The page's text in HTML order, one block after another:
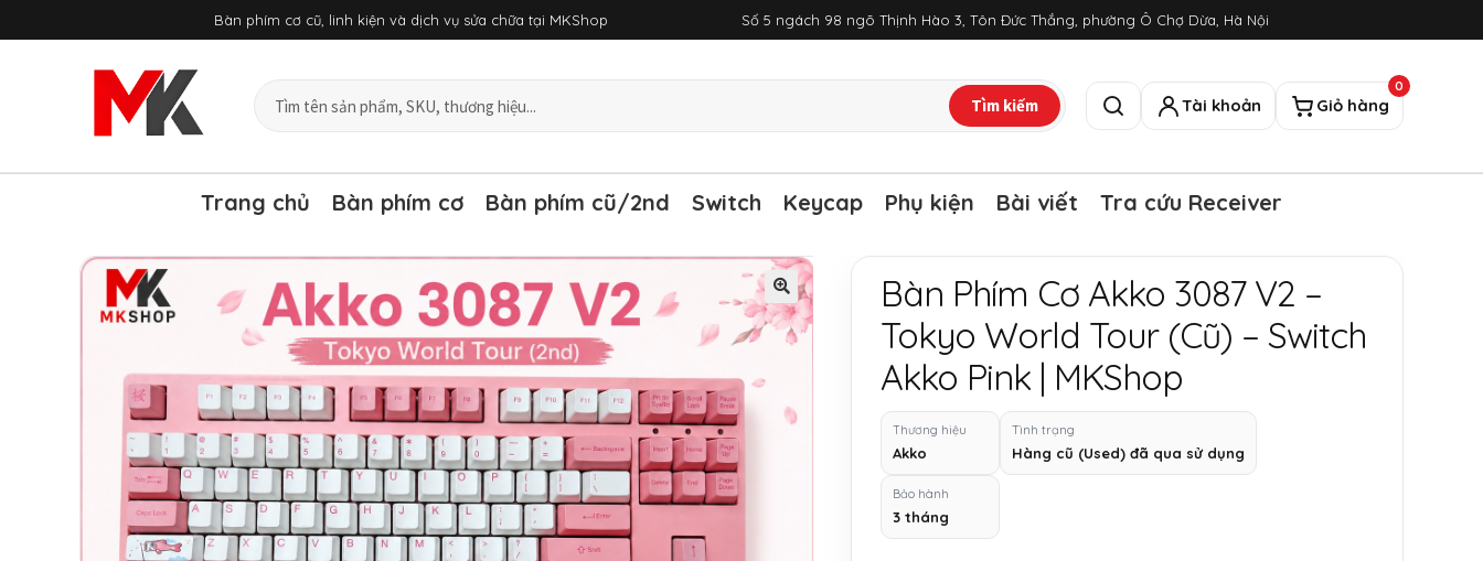
đến
Bàn phím cơ cũ, linh kiện và dịch vụ sửa chữa tại MKShop Số 5 ngách 98 ngõ Thịnh Hào 3, Tôn Đức Thắng, phường Ô Chợ Dừa, Hà Nội
Tìm
sản
và
bài
Tìm kiếm
Tìm kiếm
Tài khoản Giỏ hàng
0
Trang chủ Bàn phím cơ Bàn phím cũ/2nd Switch Keycap Phụ kiện Bài viết Tra cứu Receiver
Bàn Phím Cơ Akko 3087 V2 –
Tokyo World Tour (Cũ) – Switch
Akko Pink | MKShop
Thương hiệu
Akko
Tình trạng
Hàng cũ (Used) đã qua sử dụng
Bảo hành
3 tháng